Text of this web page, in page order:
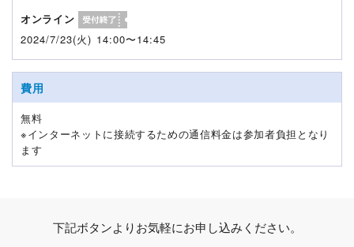
オンライン
2024/7/23(火) 14:00〜14:45
費用
無料
※インターネットに接続するための通信料金は参加者負担となり
ます
下記ボタンよりお気軽にお申し込みください。